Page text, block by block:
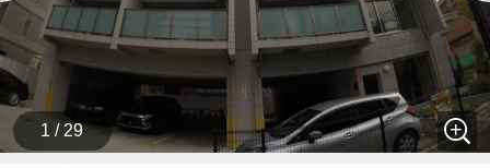
1 / 29